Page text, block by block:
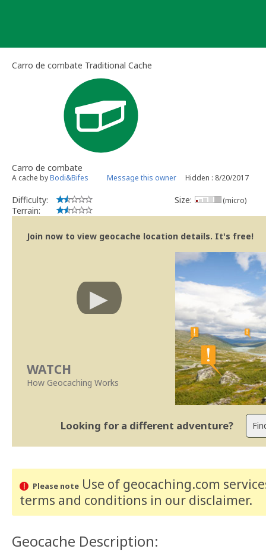
Carro de combate Traditional Cache
Carro de combate
A cache byBodi&Bifes Message this owner Hidden : 8/20/2017
Difficulty:
Terrain:
Size: (micro)
Join now to view geocache location details. It's free!
WATCH
How Geocaching Works
Looking for a different adventure?
Please noteUse of geocaching.com
terms and conditions in our disclaimer.
Geocache Description: